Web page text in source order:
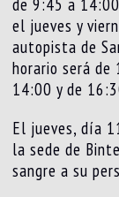
el jueves y
autopista de
horario será
14:00 y de
El jueves, día
la sede de
sangre a su